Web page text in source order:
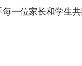
一位家长和学生